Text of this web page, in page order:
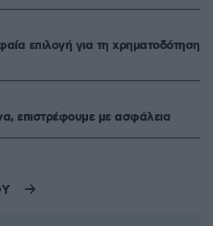
επιλογή για τη χρηματοδότηση
επιστρέφουμε με ασφάλεια